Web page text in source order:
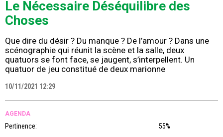
Le Nécessaire Déséquilibre des
Choses
Que dire du désir ? Du manque ? De l’amour ? Dans une
scénographie qui réunit la scène et la salle, deux
quatuors se font face, se jaugent, s’interpellent. Un
quatuor de jeu constitué de deux marionne
10/11/2021 12:29
AGENDA
Pertinence: 55%